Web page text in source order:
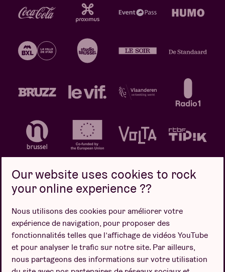
Politique de confidentialité
Politique de cookies
Conditions de vente
Design par
Our website uses cookies to rock
your online experience ??
Nous utilisons des cookies pour améliorer votre
expérience de navigation, pour proposer des
fonctionnalités telles que l’affichage de vidéos YouTube
et pour analyser le trafic sur notre site. Par ailleurs,
nous partageons des informations sur votre utilisation